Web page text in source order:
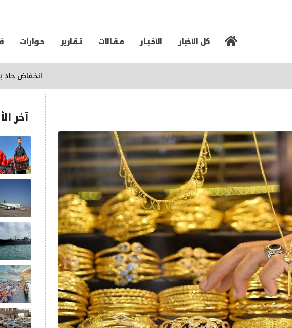
كل الأخبار الأخـبـار مـقـالات تـقارير حـوارات
انخفاض حاد
آخر